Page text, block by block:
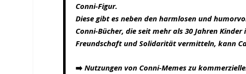
Conni-Figur.
Diese gibt es neben den harmlosen und
Conni-Bücher, die seit mehr als 30 Jahren
Freundschaft und Solidarität vermitteln, kann
➡️Nutzungen von Conni-Memes zu